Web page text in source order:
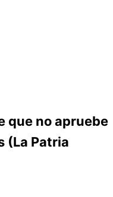
que no apruebe
(La Patria